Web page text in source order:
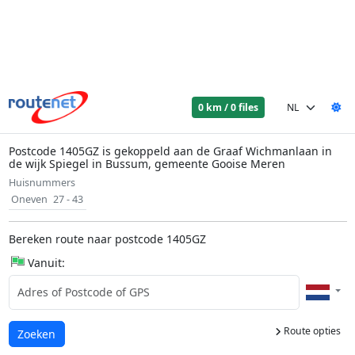
0 km / 0 files
Postcode 1405GZ is gekoppeld aan de Graaf Wichmanlaan in
de wijk Spiegel in Bussum, gemeente Gooise Meren
Huisnummers
Oneven 27 - 43
Bereken route naar postcode 1405GZ
Vanuit:
Route opties
Laden...
Zoeken